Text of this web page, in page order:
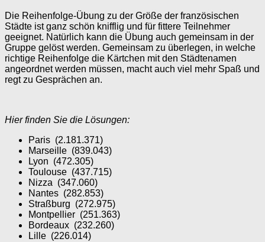
Die Reihenfolge-Übung zu der Größe der französischen
Städte ist ganz schön knifflig und für fittere Teilnehmer
geeignet. Natürlich kann die Übung auch gemeinsam in der
Gruppe gelöst werden. Gemeinsam zu überlegen, in welche
richtige Reihenfolge die Kärtchen mit den Städtenamen
angeordnet werden müssen, macht auch viel mehr Spaß und
regt zu Gesprächen an.
Hier finden Sie die Lösungen:
Paris (2.181.371)
Marseille (839.043)
Lyon (472.305)
Toulouse (437.715)
Nizza (347.060)
Nantes (282.853)
Straßburg (272.975)
Montpellier (251.363)
Bordeaux (232.260)
Lille (226.014)